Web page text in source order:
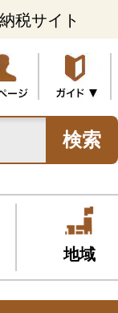
税サイト
検索
地域